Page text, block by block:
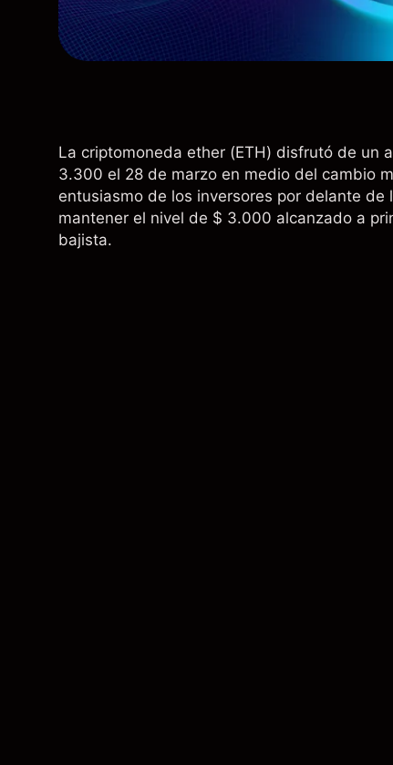
La criptomoneda ether (ETH) disfrutó de un
3.300 el 28 de marzo en medio del cambio
entusiasmo de los inversores por delante
mantener el nivel de $ 3.000 alcanzado a
bajista.